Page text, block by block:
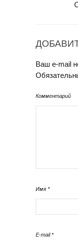
Ваш e-mail
Комментарий
Имя *
E-mail*